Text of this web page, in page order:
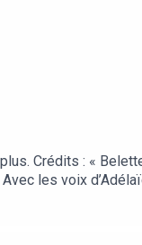
Crédits : «
les voix
l’Arrière-